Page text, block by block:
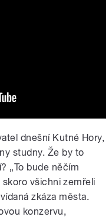
dnešní Kutné Hory,
studny. Že by to
„To bude něčím
všichni zemřeli
zkáza města.
konzervu,